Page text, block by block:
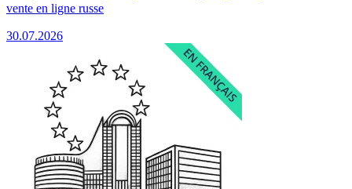
vente en ligne russe
30.07.2026